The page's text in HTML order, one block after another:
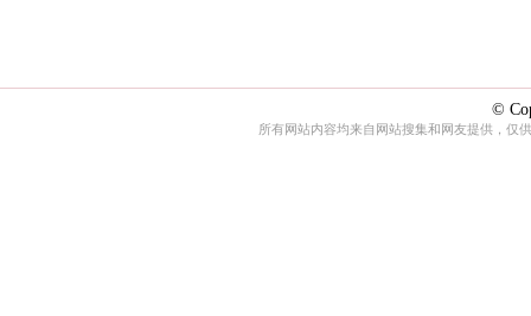
©
所有网站内容均来自网站搜集和网友提供，仅